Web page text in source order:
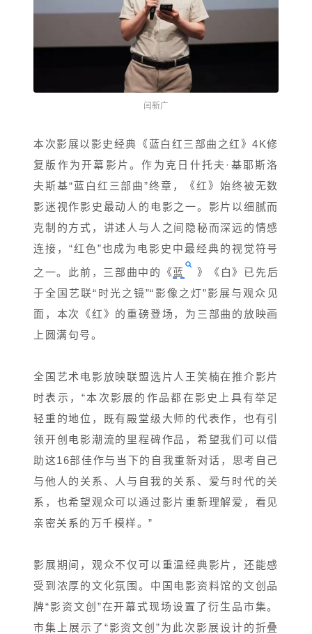
闫新广
本次影展以影史经典《蓝白红三部曲之红》4K修
复版作为开幕影片。作为克日什托夫·基耶斯洛
夫斯基“蓝白红三部曲”终章，《红》始终被无数
影迷视作影史最动人的电影之一。影片以细腻而
克制的方式，讲述人与人之间隐秘而深远的情感
连接，“红色”也成为电影史中最经典的视觉符号
之一。此前，三部曲中的《蓝
》《白》已先后
于全国艺联“时光之镜”“影像之灯”影展与观众见
面，本次《红》的重磅登场，为三部曲的放映画
上圆满句号。
全国艺术电影放映联盟选片人王笑楠在推介影片
时表示，“本次影展的作品都在影史上具有举足
轻重的地位，既有殿堂级大师的代表作，也有引
领开创电影潮流的里程碑作品，希望我们可以借
助这16部佳作与当下的自我重新对话，思考自己
与他人的关系、人与自我的关系、爱与时代的关
系，也希望观众可以通过影片重新理解爱，看见
亲密关系的万千模样。”
影展期间，观众不仅可以重温经典影片，还能感
受到浓厚的文化氛围。中国电影资料馆的文创品
牌“影资文创”在开幕式现场设置了衍生品市集。
市集上展示了“影资文创”为此次影展设计的折叠